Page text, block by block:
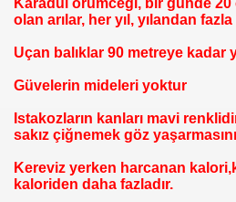
Karadul örümceği, bir günde
olan arılar, her yıl, yılandan
Uçan balıklar 90 metreye kadar
Güvelerin mideleri yoktur
Istakozların kanları mavi
sakız çiğnemek göz
Kereviz yerken harcanan
kaloriden daha fazladır.